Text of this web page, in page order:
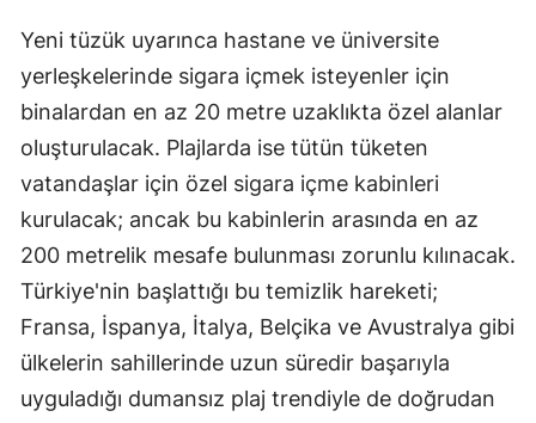
Siirt
Sinop
Sivas
Tekirdağ
Tokat
Tunceli
Şanlıurfa
Yeni tüzük uyarınca hastane ve üniversite
yerleşkelerinde sigara içmek isteyenler için
binalardan en az 20 metre uzaklıkta özel alanlar
oluşturulacak. Plajlarda ise tütün tüketen
vatandaşlar için özel sigara içme kabinleri
kurulacak; ancak bu kabinlerin arasında en az
200 metrelik mesafe bulunması zorunlu kılınacak.
Türkiye'nin başlattığı bu temizlik hareketi;
Fransa, İspanya, İtalya, Belçika ve Avustralya gibi
ülkelerin sahillerinde uzun süredir başarıyla
uyguladığı dumansız plaj trendiyle de doğrudan